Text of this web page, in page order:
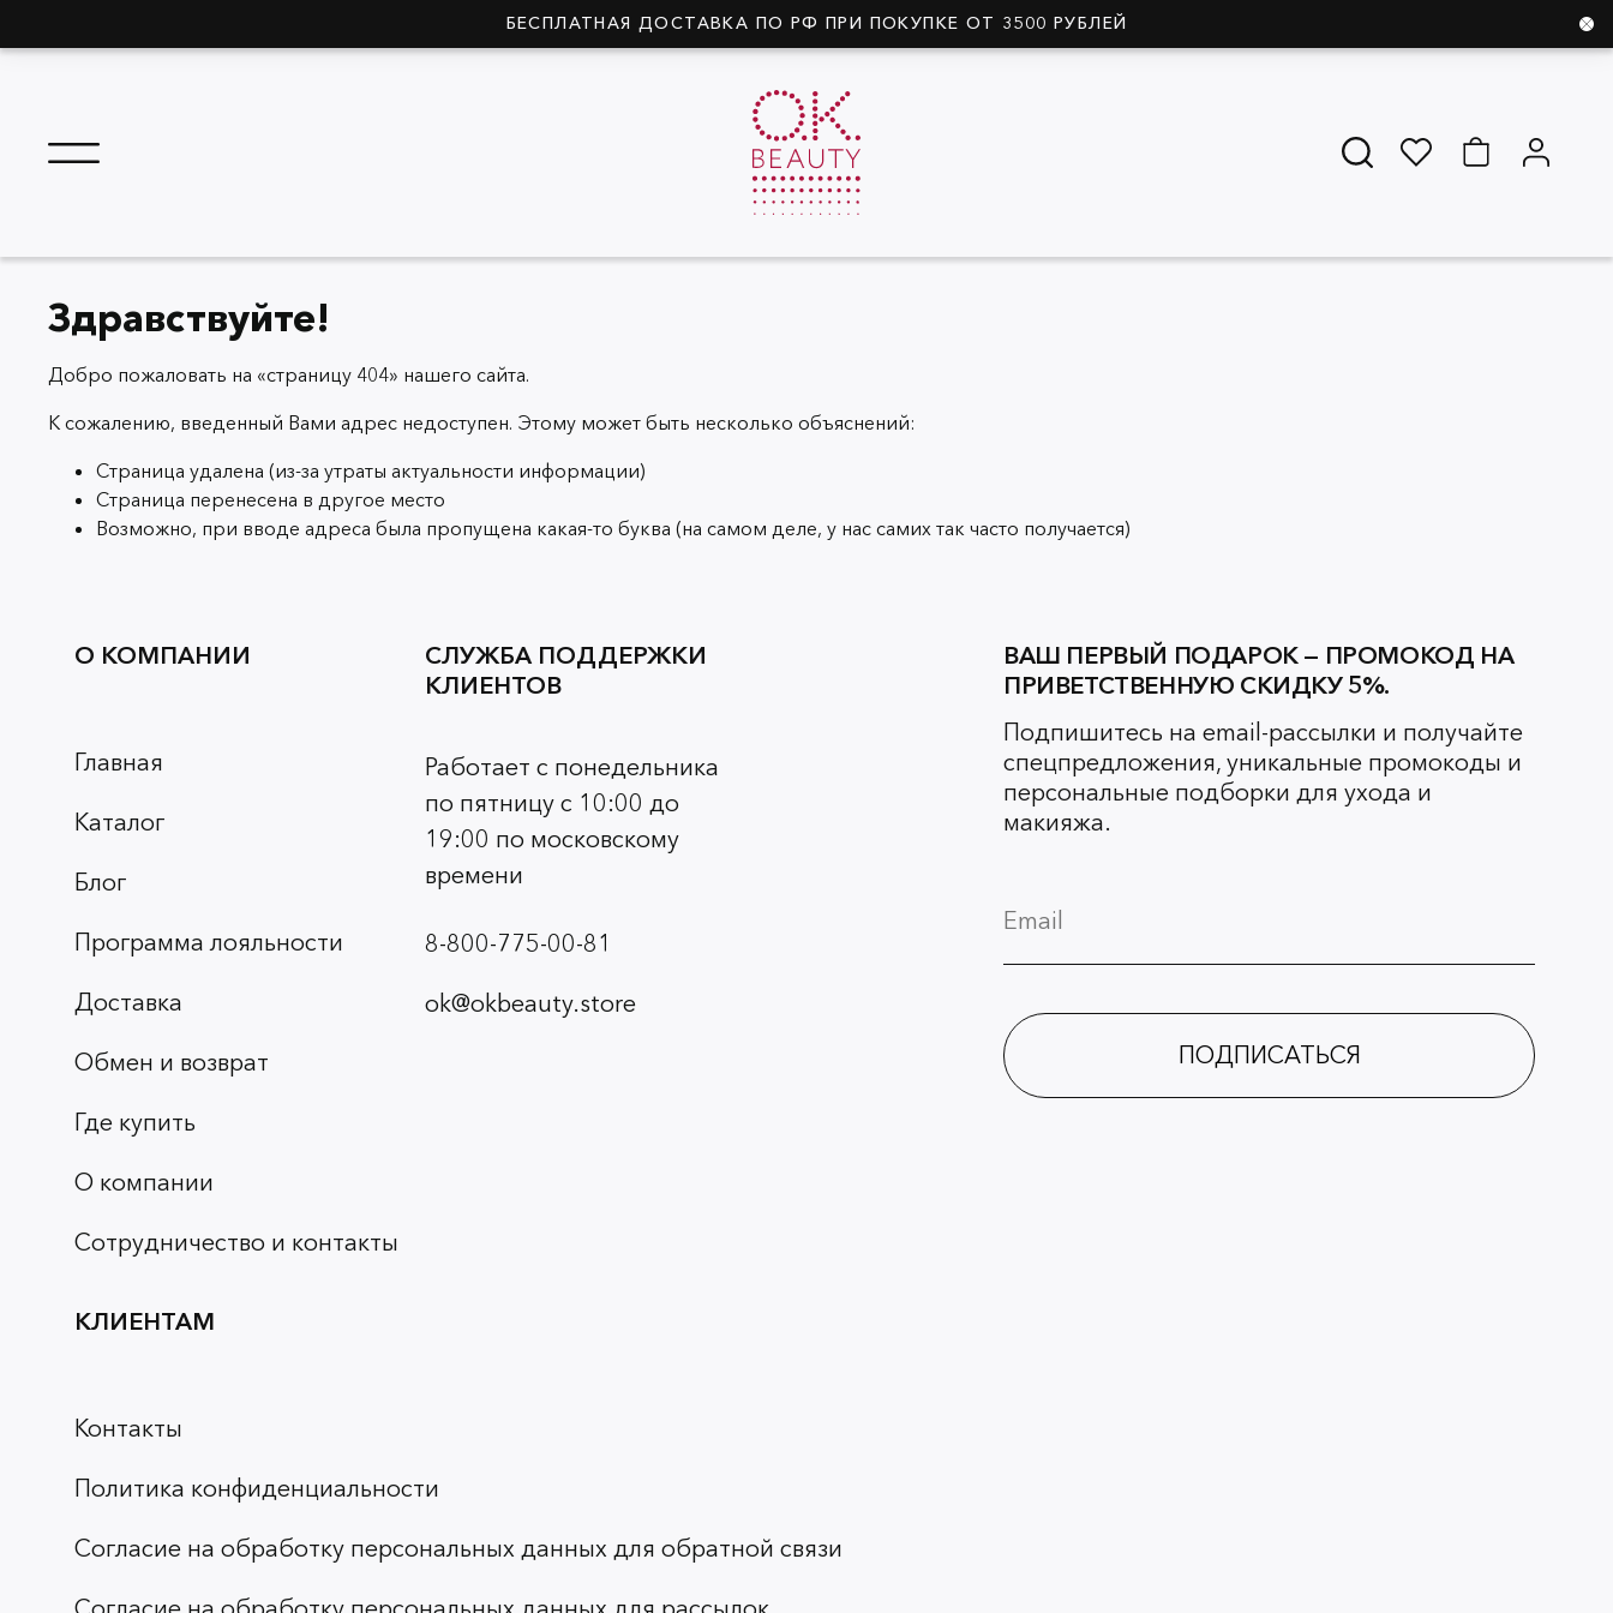
БЕСПЛАТНАЯ ДОСТАВКА ПО РФ ПРИ ПОКУПКЕ ОТ 3500 РУБЛЕЙ
Здравствуйте!
Добро пожаловать на «страницу 404» нашего сайта.
К сожалению, введенный Вами адрес недоступен. Этому может быть несколько объяснений:
Страница удалена (из-за утраты актуальности информации)
Страница перенесена в другое место
Возможно, при вводе адреса была пропущена какая-то буква (на самом деле, у нас самих так часто получается)
О КОМПАНИИ
Главная
Каталог
Блог
Программа лояльности
Доставка
Обмен и возврат
Где купить
О компании
Сотрудничество и контакты
КЛИЕНТАМ
Контакты
Политика конфиденциальности
Согласие на обработку персональных данных для обратной связи
СЛУЖБА ПОДДЕРЖКИ
КЛИЕНТОВ
Работает с понедельника
по пятницу с 10:00 до
19:00 по московскому
времени
8-800-775-00-81
ok@okbeauty.store
ВАШ ПЕРВЫЙ ПОДАРОК — ПРОМОКОД НА
ПРИВЕТСТВЕННУЮ СКИДКУ 5%.
Подпишитесь на email-рассылки и получайте
спецпредложения, уникальные промокоды и
персональные подборки для ухода и
макияжа.
ПОДПИСАТЬСЯ